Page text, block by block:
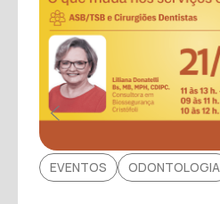
EVENTOS ODONTOLOGIA